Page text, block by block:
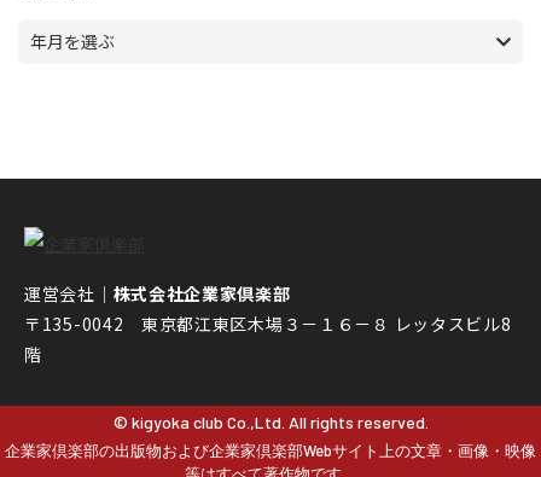
年月を選ぶ
運営会社｜ 株式会社企業家倶楽部
〒135-0042 東京都江東区木場３－１６－８ レッタスビル8
階
© kigyoka club Co.,Ltd. All rights reserved.
企業家倶楽部の出版物および企業家倶楽部Webサイト上の文章・画像・映像